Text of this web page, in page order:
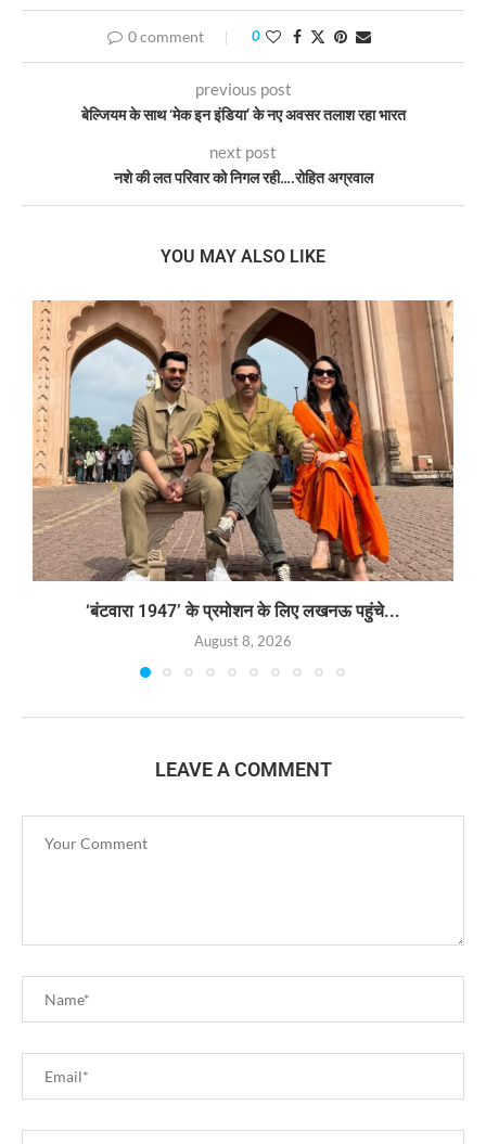
0 comment 0
previous post
बेल्जियम के साथ ‘मेक इन इंडिया’ के नए अवसर तलाश रहा भारत
next post
नशे की लत परिवार को निगल रही….रोहित अग्रवाल
YOU MAY ALSO LIKE
‘बंटवारा 1947’ के प्रमोशन के लिए लखनऊ पहुंचे...
August 8, 2026
LEAVE A COMMENT